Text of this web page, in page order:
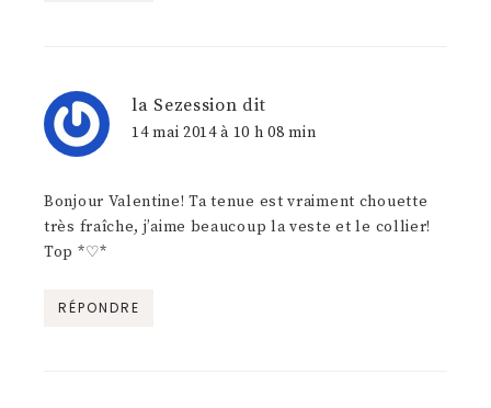
la Sezession dit
14 mai 2014 à 10 h 08 min
Bonjour Valentine! Ta tenue est vraiment chouette
très fraîche, j’aime beaucoup la veste et le collier!
Top *♡*
RÉPONDRE